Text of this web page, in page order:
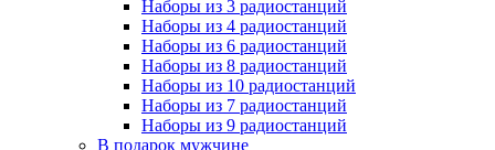
Наборы из 3 радиостанций
Наборы из 4 радиостанций
Наборы из 6 радиостанций
Наборы из 8 радиостанций
Наборы из 10 радиостанций
Наборы из 7 радиостанций
Наборы из 9 радиостанций
В подарок мужчине